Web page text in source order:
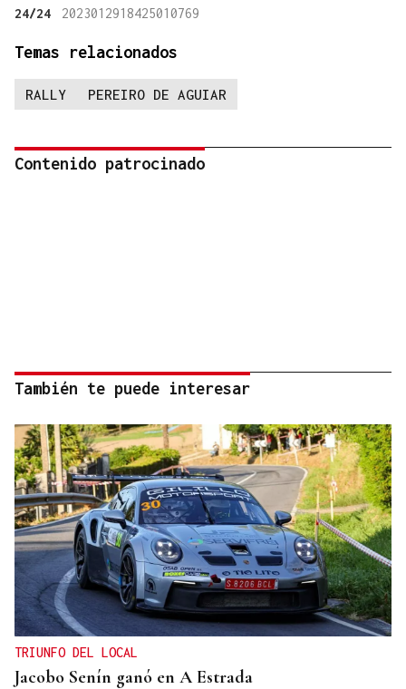
24/24 2023012918425010769
Temas relacionados
RALLY PEREIRO DE AGUIAR
Contenido patrocinado
También te puede interesar
TRIUNFO DEL LOCAL
Jacobo Senín ganó en A Estrada